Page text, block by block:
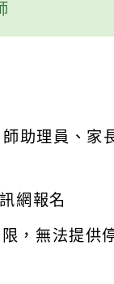
助理員、家
網報名
，無法提供